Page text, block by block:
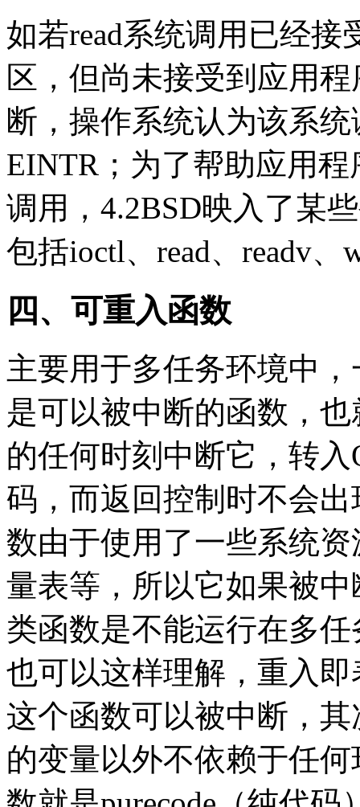
如若read系统调用已经
区，但尚未接受到应用
断，操作系统认为该系
EINTR；为了帮助应用
调用，4.2BSD映入了某
包括ioctl、read、readv
四、可重入函数
主要用于多任务环境中
是可以被中断的函数，
的任何时刻中断它，转
码，而返回控制时不会
数由于使用了一些系统
量表等，所以它如果被
类函数是不能运行在多
也可以这样理解，重入
这个函数可以被中断，
的变量以外不依赖于任